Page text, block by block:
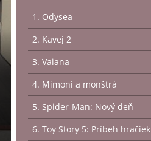
1. Odysea
2. Kavej 2
3. Vaiana
4. Mimoni a monštrá
5. Spider-Man: Nový deň
6. Toy Story 5: Príbeh hračiek